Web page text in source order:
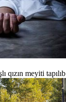
qızın meyiti tapılıb